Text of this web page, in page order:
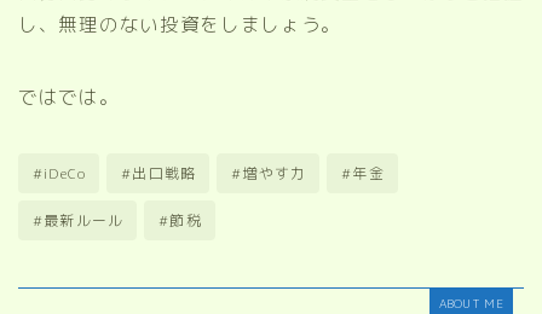
し、無理のない投資をしましょう。
ではでは。
#iDeCo #出口戦略 #増やす力 #年金
#最新ルール #節税
ABOUT ME